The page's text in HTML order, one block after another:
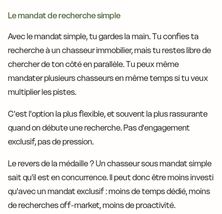
Le mandat de recherche simple
Avec le mandat simple, tu gardes la main. Tu confies ta
recherche à un chasseur immobilier, mais tu restes libre de
chercher de ton côté en parallèle. Tu peux même
mandater plusieurs chasseurs en même temps si tu veux
multiplier les pistes.
C'est l'option la plus flexible, et souvent la plus rassurante
quand on débute une recherche. Pas d'engagement
exclusif, pas de pression.
Le revers de la médaille ? Un chasseur sous mandat simple
sait qu'il est en concurrence. Il peut donc être moins investi
qu'avec un mandat exclusif : moins de temps dédié, moins
de recherches off-market, moins de proactivité.